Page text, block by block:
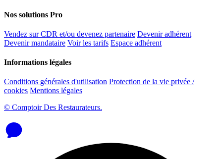
Nos solutions Pro
Vendez sur CDR et/ou devenez partenaire Devenir adhérent
Devenir mandataire Voir les tarifs Espace adhérent
Informations légales
Conditions générales d'utilisation Protection de la vie privée /
cookies Mentions légales
© Comptoir Des Restaurateurs.